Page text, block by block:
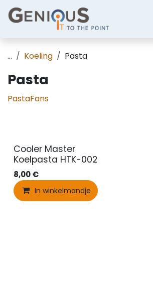
Overslaan naar inhoud
... Koeling Pasta
Pasta
PastaFans
Cooler Master
Koelpasta HTK-002
8,00€
In winkelmandje